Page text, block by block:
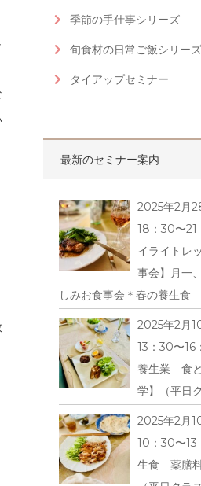
季節の手仕事シリーズ
旬食材の日常ご飯シリーズ
タイアップセミナー
最新のセミナー案内
2025年2月
18：30〜21
イライトレ
事会】月一
しみお食事会＊春の養生食
2025年2月
13：30〜
養生業 食
学】（平日
2025年2月
10：30〜
生食 薬膳